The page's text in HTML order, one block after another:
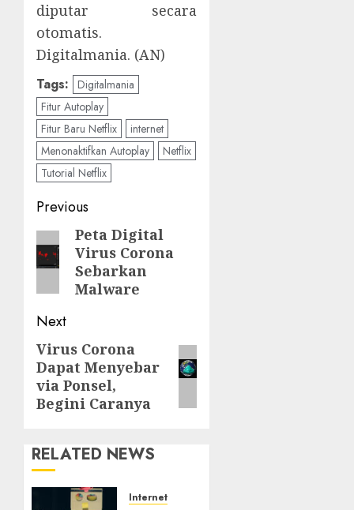
diputar secara
otomatis.
Digitalmania. (AN)
Tags: Digitalmania
Fitur Autoplay
Fitur Baru Netflix
internet
Menonaktifkan Autoplay
Netflix
Tutorial Netflix
Post
navigation
Previous
Previous
post:
Peta Digital
Virus Corona
Sebarkan
Malware
Next
Next
post:
Virus Corona
Dapat Menyebar
via Ponsel,
Begini Caranya
RELATED NEWS
Internet